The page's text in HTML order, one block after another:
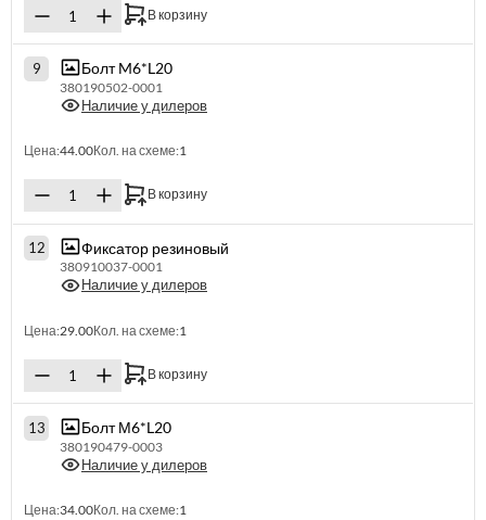
В корзину
9 Болт M6*L20
380190502-0001
Наличие у дилеров
Цена:44.00Кол. на схеме:1
В корзину
12 Фиксатор резиновый
380910037-0001
Наличие у дилеров
Цена:29.00Кол. на схеме:1
В корзину
13 Болт М6*L20
380190479-0003
Наличие у дилеров
Цена:34.00Кол. на схеме:1